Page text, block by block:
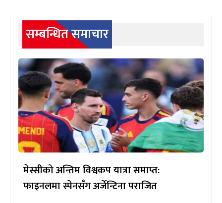
सम्बन्धित समाचार
मेस्सीको अन्तिम विश्वकप यात्रा समाप्त:
फाइनलमा स्पेनसँग अर्जेन्टिना पराजित